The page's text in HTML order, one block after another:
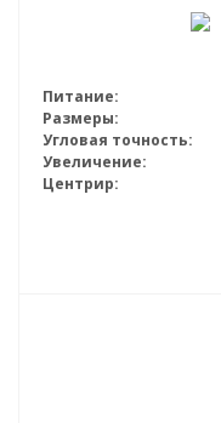
Питание:
Размеры:
Угловая точность:
Увеличение:
Центрир: